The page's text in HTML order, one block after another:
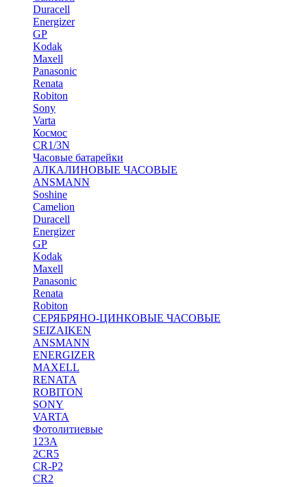
Duracell
Energizer
GP
Kodak
Maxell
Panasonic
Renata
Robiton
Sony
Varta
Космос
CR1/3N
Часовые батарейки
АЛКАЛИНОВЫЕ ЧАСОВЫЕ
ANSMANN
Soshine
Camelion
Duracell
Energizer
GP
Kodak
Maxell
Panasonic
Renata
Robiton
СЕРЯБРЯНО-ЦИНКОВЫЕ ЧАСОВЫЕ
SEIZAIKEN
ANSMANN
ENERGIZER
MAXELL
RENATA
ROBITON
SONY
VARTA
Фотолитиевые
123A
2CR5
CR-P2
CR2